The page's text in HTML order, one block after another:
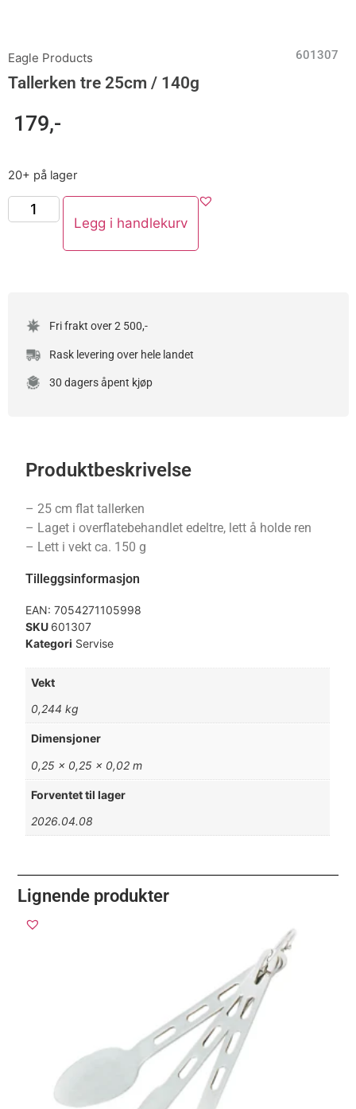
Eagle Products 601307
Tallerken tre 25cm / 140g
179,-
20+ på lager
Legg i handlekurv
Fri frakt over 2 500,-
Rask levering over hele landet
30 dagers åpent kjøp
Produktbeskrivelse
– 25 cm flat tallerken
– Laget i overflatebehandlet edeltre, lett å holde ren
– Lett i vekt ca. 150 g
Tilleggsinformasjon
EAN:7054271105998
SKU 601307
Kategori Servise
Vekt
0,244 kg
Dimensjoner
0,25 × 0,25 × 0,02 m
Forventet til lager
2026.04.08
Lignende produkter